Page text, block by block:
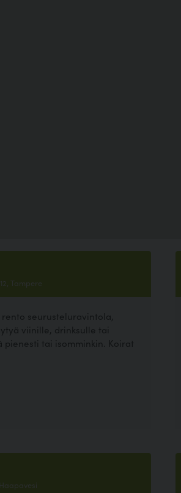
Tampere
seurusteluravintola,
viinille, drinksulle tai
pienesti tai isomminkin. Koirat